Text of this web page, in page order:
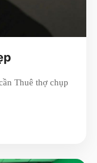
Thuê thợ chụp